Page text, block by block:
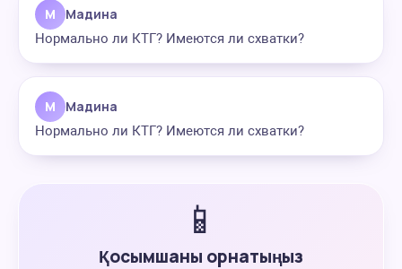
М Мадина
Нормально ли КТГ? Имеются ли схватки?
М Мадина
Нормально ли КТГ? Имеются ли схватки?
📱
Қосымшаны орнатыңыз